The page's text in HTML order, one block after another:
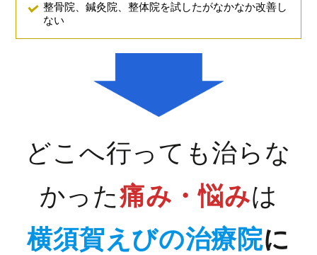
整骨院、鍼灸院、整体院を試したがなかなか改善し
ない
どこへ行っても治らな
かった痛み・悩みは
横須賀えびの治療院に